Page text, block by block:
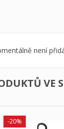
není
VE
-20%